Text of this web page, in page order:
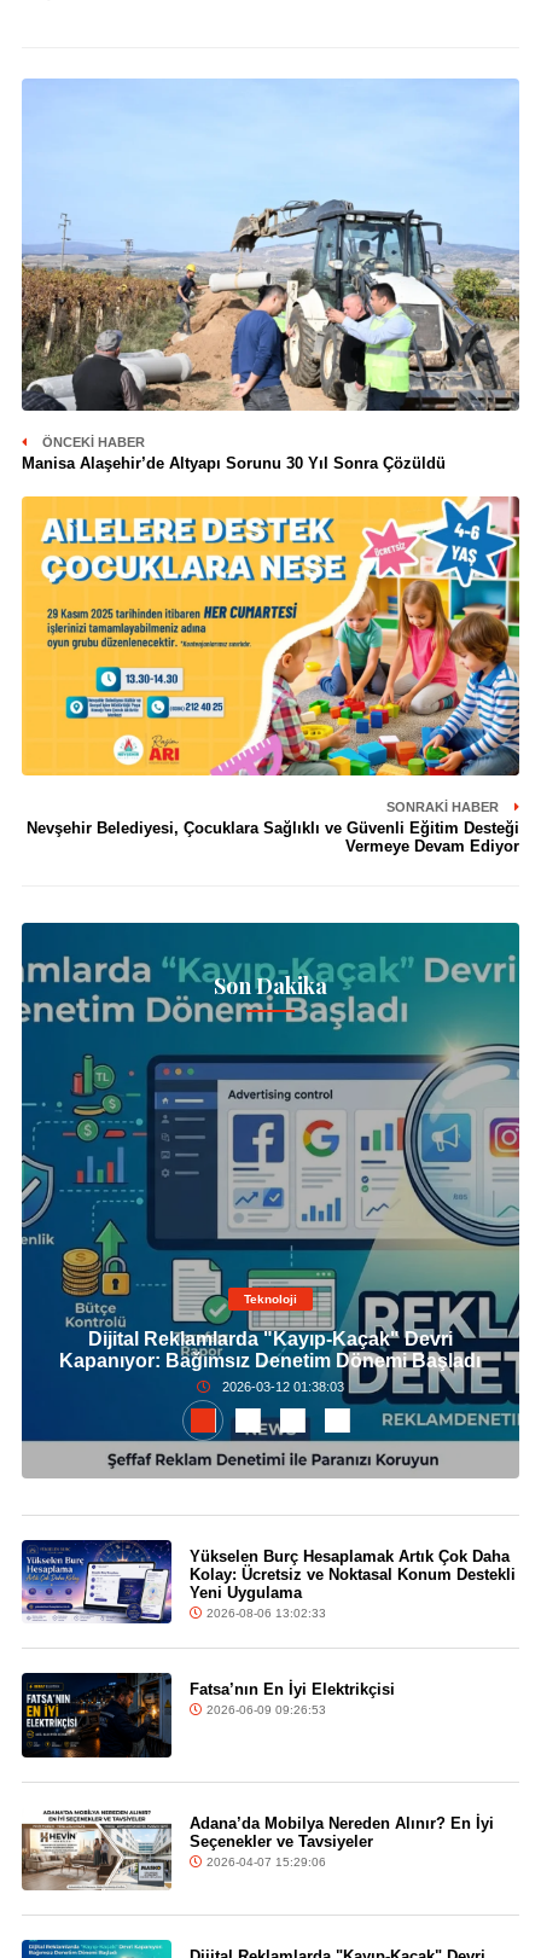
ÖNCEKI HABER
Manisa Alaşehir’de Altyapı Sorunu 30 Yıl Sonra Çözüldü
SONRAKI HABER
Nevşehir Belediyesi, Çocuklara Sağlıklı ve Güvenli Eğitim Desteği
Vermeye Devam Ediyor
Son Dakika
Teknoloji
Dijital Reklamlarda "Kayıp-Kaçak" Devri
Kapanıyor: Bağımsız Denetim Dönemi Başladı
2026-03-12 01:38:03
Yükselen Burç Hesaplamak Artık Çok Daha
Kolay: Ücretsiz ve Noktasal Konum Destekli
Yeni Uygulama
2026-08-06 13:02:33
Fatsa’nın En İyi Elektrikçisi
2026-06-09 09:26:53
Adana’da Mobilya Nereden Alınır? En İyi
Seçenekler ve Tavsiyeler
2026-04-07 15:29:06